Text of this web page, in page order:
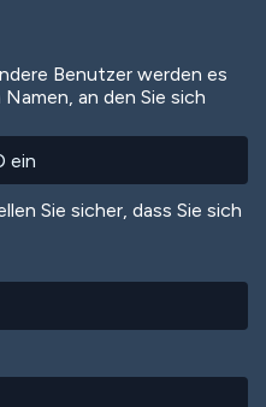
Benutzer werden es
an den Sie sich
Sie sicher, dass Sie sich